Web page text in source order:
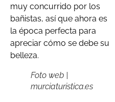
muy concurrido por los
bañistas, así que ahora es
la época perfecta para
apreciar cómo se debe su
belleza.
Foto web |
murciaturistica.es